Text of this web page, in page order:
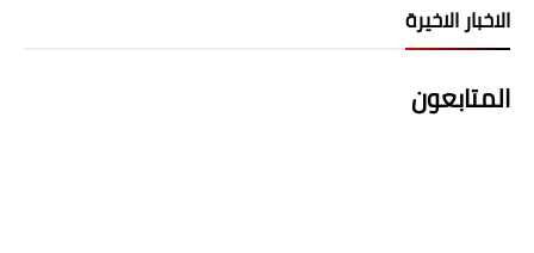
الاخبار الاخيرة
المتابعون